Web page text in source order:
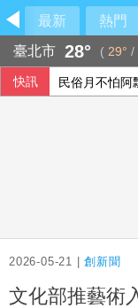
最新 熱門
臺北市 28° ( 29° /
快訊 民俗月不怕
2026-05-21 |創新聞
文化部推藝術